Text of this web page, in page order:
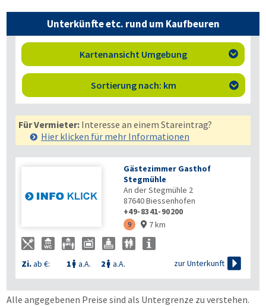
Unterkünfte etc. rund um Kaufbeuren
Kartenansicht Umgebung 
Sortierung nach: km 
Für Vermieter: Interesse an einem Stareintrag?
Hier klicken für mehr Informationen
Gästezimmer Gasthof
Stegmühle
An der Stegmühle 2
87640Biessenhofen
+49-8341-90200
9  7 km
Zi.ab €: 1  a.A. 2  a.A. zur Unterkunft 
Alle angegebenen Preise sind als Untergrenze zu verstehen.